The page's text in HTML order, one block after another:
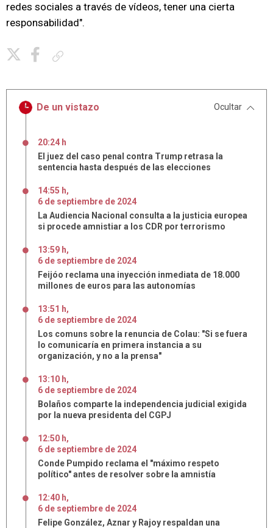
redes sociales a través de vídeos, tener una cierta
responsabilidad".
De un vistazo Ocultar
20:24 h
El juez del caso penal contra Trump retrasa la
sentencia hasta después de las elecciones
14:55 h,
6 de septiembre de 2024
La Audiencia Nacional consulta a la justicia europea
si procede amnistiar a los CDR por terrorismo
13:59 h,
6 de septiembre de 2024
Feijóo reclama una inyección inmediata de 18.000
millones de euros para las autonomías
13:51 h,
6 de septiembre de 2024
Los comuns sobre la renuncia de Colau: "Si se fuera
lo comunicaría en primera instancia a su
organización, y no a la prensa"
13:10 h,
6 de septiembre de 2024
Bolaños comparte la independencia judicial exigida
por la nueva presidenta del CGPJ
12:50 h,
6 de septiembre de 2024
Conde Pumpido reclama el "máximo respeto
político" antes de resolver sobre la amnistía
12:40 h,
6 de septiembre de 2024
Felipe González, Aznar y Rajoy respaldan una